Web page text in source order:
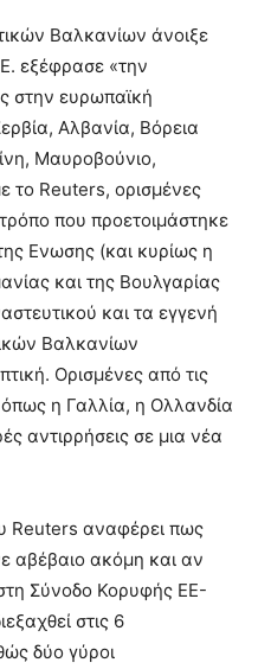
Βαλκανίων άνοιξε
εξέφρασε «την
στην ευρωπαϊκή
Αλβανία, Βόρεια
Μαυροβούνιο,
Reuters, ορισμένες
που προετοιμάστηκε
Ενωσης (και κυρίως η
και της Βουλγαρίας
και τα εγγενή
Βαλκανίων
Ορισμένες από τις
η Γαλλία, η Ολλανδία
αντιρρήσεις σε μια νέα
Reuters αναφέρει πως
αβέβαιο ακόμη και αν
Σύνοδο Κορυφής ΕΕ-
στις 6
δύο γύροι